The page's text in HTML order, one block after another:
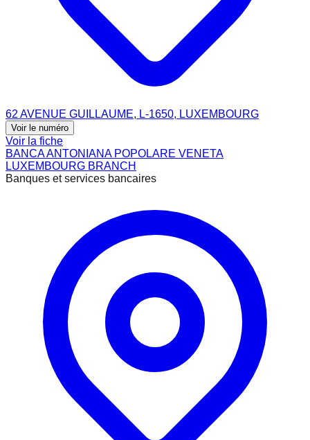
62 AVENUE GUILLAUME, L-1650, LUXEMBOURG
Voir le numéro
Voir la fiche
BANCA ANTONIANA POPOLARE VENETA
LUXEMBOURG BRANCH
Banques et services bancaires